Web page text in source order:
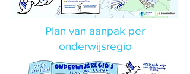
Plan van aanpak per
onderwijsregio